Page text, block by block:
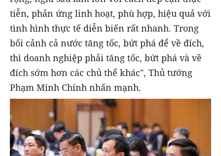
tiễn, phản ứng linh hoạt, phù hợp, hiệu quả với
tình hình thực tế diễn biến rất nhanh. Trong
bối cảnh cả nước tăng tốc, bứt phá để về đích,
thì doanh nghiệp phải tăng tốc, bứt phá và về
đích sớm hơn các chủ thể khác", Thủ tướng
Phạm Minh Chính nhấn mạnh.